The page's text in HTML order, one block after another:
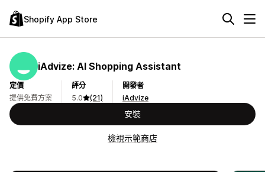
Shopify App Store
iAdvize: AI Shopping Assistant
定價
提供免費方案
評分
5.0
(21)
開發者
iAdvize
安裝
檢視示範商店